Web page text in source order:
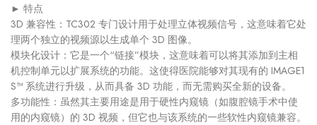
► 特点
3D 兼容性：TC302 专门设计用于处理立体视频信号，这意味着它处
理两个独立的视频源以生成单个 3D 图像。
模块化设计：它是一个“链接”模块，这意味着可以将其添加到主相
机控制单元以扩展系统的功能。这使得医院能够对其现有的 IMAGE1
S™ 系统进行升级，从而具备 3D 功能，而无需购买全新的设备。
多功能性：虽然其主要用途是用于硬性内窥镜（如腹腔镜手术中使
用的内窥镜）的 3D 视频，但它也与该系统的一些软性内窥镜兼容。